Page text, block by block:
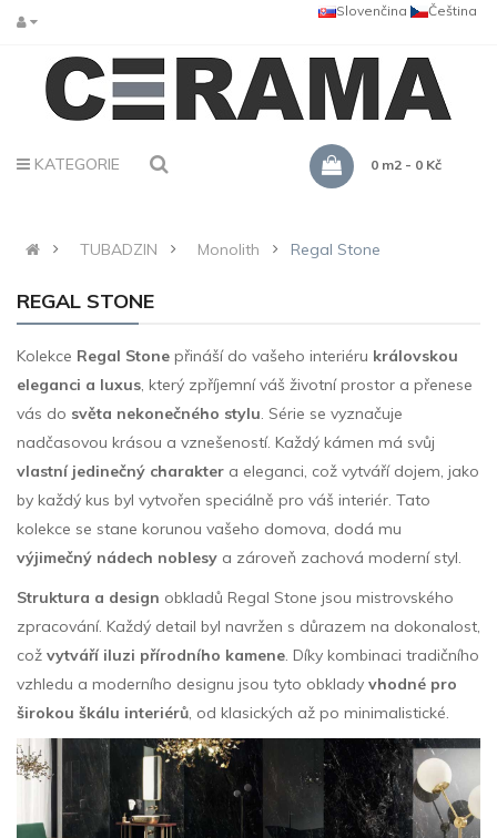
Čeština
Slovenčina
KATEGORIE 0 m2 - 0 Kč
TUBADZIN Monolith Regal Stone
REGAL STONE
Kolekce Regal Stone přináší do vašeho interiéru královskou
eleganci a luxus, který zpříjemní váš životní prostor a přenese
vás do světa nekonečného stylu. Série se vyznačuje
nadčasovou krásou a vznešeností. Každý kámen má svůj
vlastní jedinečný charakter a eleganci, což vytváří dojem, jako
by každý kus byl vytvořen speciálně pro váš interiér. Tato
kolekce se stane korunou vašeho domova, dodá mu
výjimečný nádech noblesy a zároveň zachová moderní styl.
Struktura a design obkladů Regal Stone jsou mistrovského
zpracování. Každý detail byl navržen s důrazem na dokonalost,
což vytváří iluzi přírodního kamene. Díky kombinaci tradičního
vzhledu a moderního designu jsou tyto obklady vhodné pro
širokou škálu interiérů, od klasických až po minimalistické.